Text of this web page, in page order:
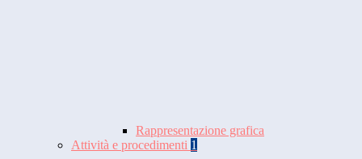
Rappresentazione grafica
Attività e procedimenti 1